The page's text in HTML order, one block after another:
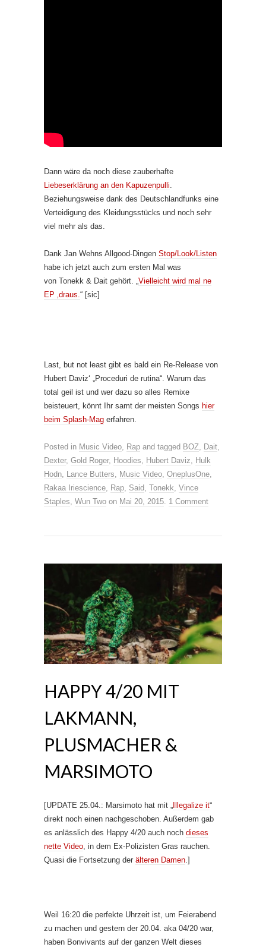
Dann wäre da noch diese zauberhafte
Liebeserklärung an den Kapuzenpulli.
Beziehungsweise dank des Deutschlandfunks eine
Verteidigung des Kleidungsstücks und noch sehr
viel mehr als das.
Dank Jan Wehns Allgood-Dingen Stop/Look/Listen
habe ich jetzt auch zum ersten Mal was
von Tonekk & Dait gehört. „Vielleicht wird mal ne
EP ‚draus.“ [sic]
Last, but not least gibt es bald ein Re-Release von
Hubert Daviz‘ „Proceduri de rutina“. Warum das
total geil ist und wer dazu so alles Remixe
beisteuert, könnt Ihr samt der meisten Songs hier
beim Splash-Mag erfahren.
Posted in Music Video, Rap and tagged BOZ, Dait,
Dexter, Gold Roger, Hoodies, Hubert Daviz, Hulk
Hodn, Lance Butters, Music Video, OneplusOne,
Rakaa Iriescience, Rap, Said, Tonekk, Vince
Staples, Wun Two on Mai 20, 2015. 1 Comment
HAPPY 4/20 MIT
LAKMANN,
PLUSMACHER &
MARSIMOTO
[UPDATE 25.04.: Marsimoto hat mit „ Illegalize it“
direkt noch einen nachgeschoben. Außerdem gab
es anlässlich des Happy 4/20 auch noch dieses
nette Video , in dem Ex-Polizisten Gras rauchen.
Quasi die Fortsetzung der älteren Damen .]
Weil 16:20 die perfekte Uhrzeit ist, um Feierabend
zu machen und gestern der 20.04. aka 04/20 war,
haben Bonvivants auf der ganzen Welt dieses